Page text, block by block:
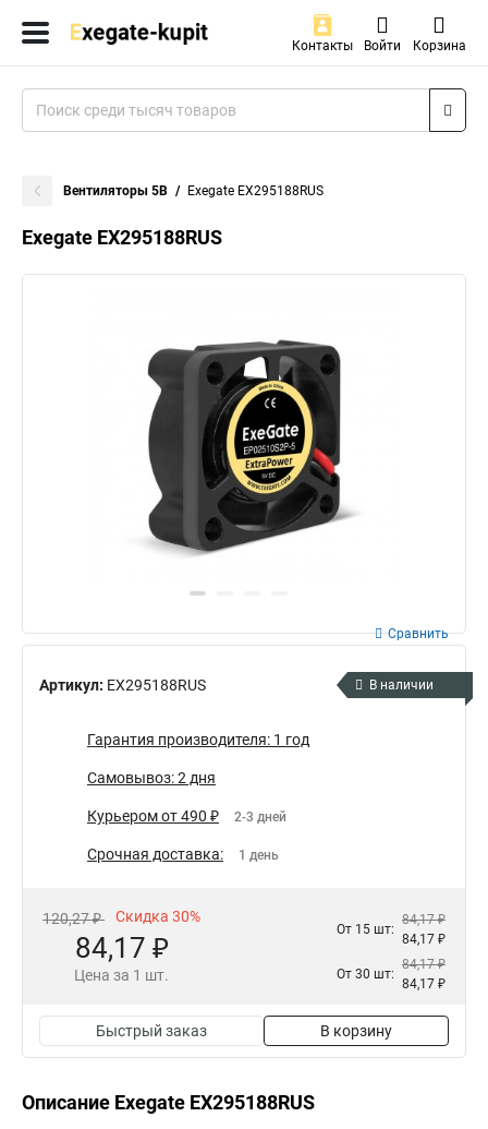
Контакты Войти Корзина
Вентиляторы 5В Exegate EX295188RUS
Exegate EX295188RUS
Артикул: EX295188RUS
Сравнить
В наличии
Гарантия производителя: 1 год
Самовывоз: 2 дня
Курьером от 490 ₽ 2-3 дней
Срочная доставка: 1 день
120,27 ₽ Скидка 30%
84,17 ₽
Цена за 1 шт.
От 15 шт:
84,17 ₽
84,17 ₽
От 30 шт:
84,17 ₽
84,17 ₽
Быстрый заказ В корзину
Описание Exegate EX295188RUS